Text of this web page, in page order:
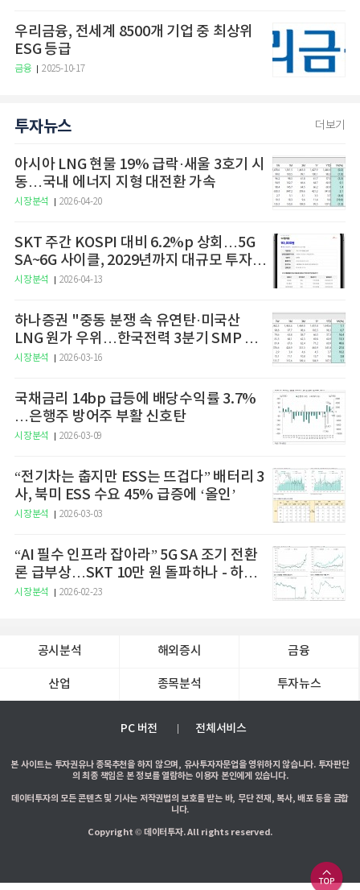
우리금융, 전세계 8500개 기업 중 최상위
ESG 등급
금융 2025-10-17
투자뉴스 더보기
아시아 LNG 현물 19% 급락·새울 3호기 시
동…국내 에너지 지형 대전환 가속
시장분석 2026-04-20
SKT 주간 KOSPI 대비 6.2%p 상회…5G
SA~6G 사이클, 2029년까지 대규모 투자
예고
시장분석 2026-04-13
하나증권 "중동 분쟁 속 유연탄·미국산
LNG 원가 우위…한국전력 3분기 SMP 상
승 전망"
시장분석 2026-03-16
국채금리 14bp 급등에 배당수익률 3.7%
…은행주 방어주 부활 신호탄
시장분석 2026-03-09
“전기차는 춥지만 ESS는 뜨겁다” 배터리 3
사, 북미 ESS 수요 45% 급증에 ‘올인’
시장분석 2026-03-03
“AI 필수 인프라 잡아라” 5G SA 조기 전환
론 급부상…SKT 10만 원 돌파하나 - 하나
증권
시장분석 2026-02-23
공시분석 해외증시 금융
산업 종목분석 투자뉴스
PC 버전 전체서비스
본 사이트는 투자권유나 종목추천을 하지 않으며, 유사투자자문업을 영위하지 않습니다. 투자판단
의 최종 책임은 본 정보를 열람하는 이용자 본인에게 있습니다.
데이터투자의 모든 콘텐츠 및 기사는 저작권법의 보호를 받는 바, 무단 전재, 복사, 배포 등을 금합
니다.
Copyright © 데이터투자. All rights reserved.